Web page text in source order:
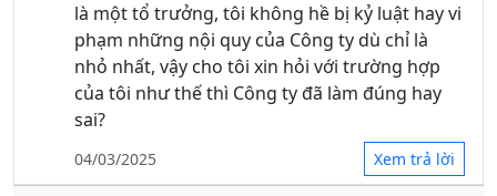
là một tổ trưởng, tôi không hề bị kỷ luật hay vi
phạm những nội quy của Công ty dù chỉ là
nhỏ nhất, vậy cho tôi xin hỏi với trường hợp
của tôi như thế thì Công ty đã làm đúng hay
sai?
04/03/2025 Xem trả lời